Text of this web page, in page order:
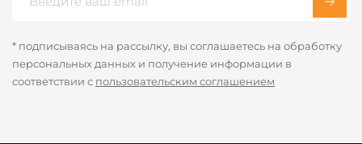
* подписываясь на рассылку, вы соглашаетесь на обработку
персональных данных и получение информации в
соответствии с пользовательским соглашением